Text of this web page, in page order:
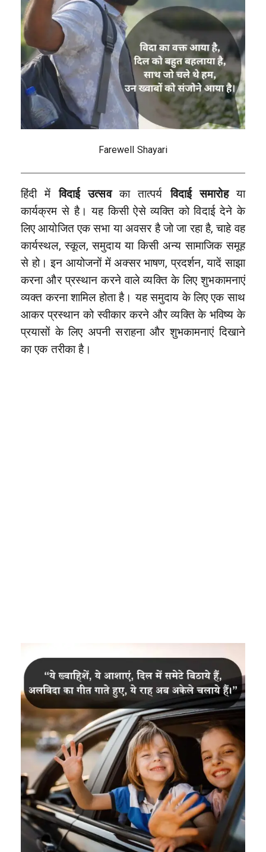
Farewell Shayari
हिंदी मेंविदाई उत्सवका तात्पर्यविदाई समारोहया
कार्यक्रम से है। यह किसी ऐसे व्यक्ति को विदाई देने के
लिए आयोजित एक सभा या अवसर है जो जा रहा है, चाहे वह
कार्यस्थल, स्कूल, समुदाय या किसी अन्य सामाजिक समूह
से हो। इन आयोजनों में अक्सर भाषण, प्रदर्शन, यादें साझा
करना और प्रस्थान करने वाले व्यक्ति के लिए शुभकामनाएं
व्यक्त करना शामिल होता है। यह समुदाय के लिए एक साथ
आकर प्रस्थान को स्वीकार करने और व्यक्ति के भविष्य के
प्रयासों के लिए अपनी सराहना और शुभकामनाएं दिखाने
का एक तरीका है।